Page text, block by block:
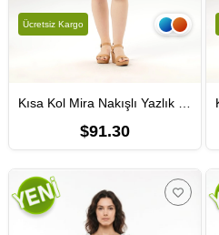
$91.30
Ücretsiz Kargo